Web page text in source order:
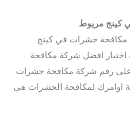
كينج مريوط
مكافحة حشرات في كينج
افضل شركة مكافحة
رقم شركة مكافحة حشرات
اوامرك لمكافحة الحشرات هي